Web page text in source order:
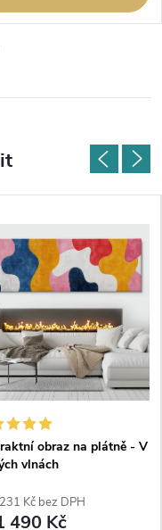
obraz na plátně - V
vlnách
Kč bez DPH
490 Kč